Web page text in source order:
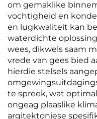
om gemaklike
vochtigheid en
en lugkwaliteit kan
waterdichte
wees, dikwels saam
vrede van gees bied
hierdie stelsels
te spreek, wat
ongeag plaaslike
argitektoniese